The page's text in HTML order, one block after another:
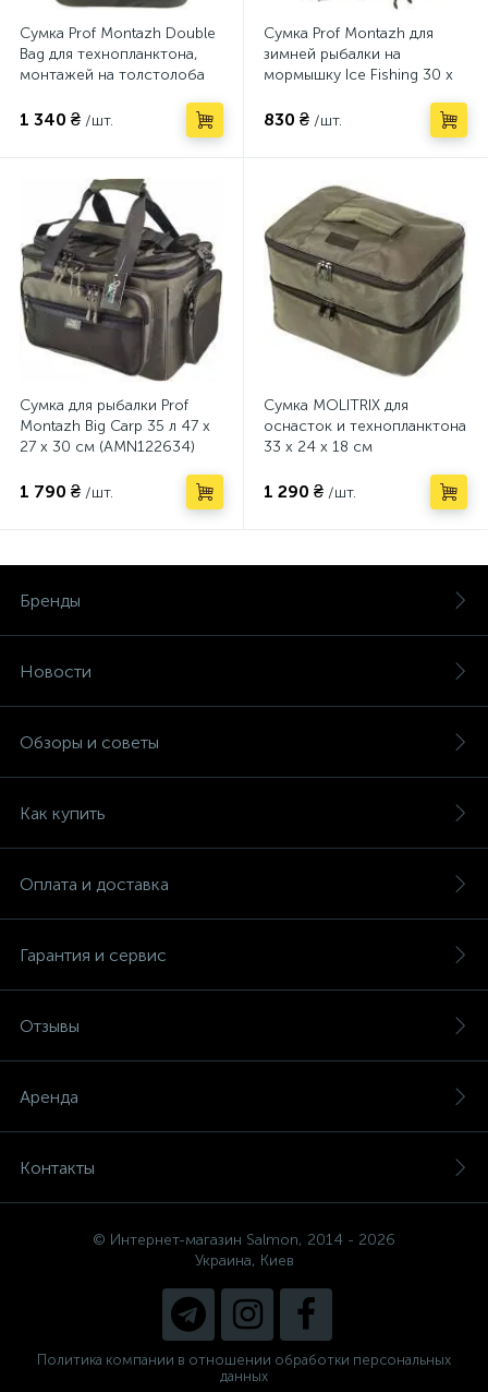
Сумка Prof Montazh Double
Bag для технопланктона,
монтажей на толстолоба
(AMN122632)
1 340 ₴ /шт.
Сумка Prof Montazh для
зимней рыбалки на
мормышку Ice Fishing 30 х
830 ₴ /шт.
Сумка для рыбалки Prof
Montazh Big Carp 35 л 47 х
27 х 30 см (AMN122634)
1 790 ₴ /шт.
Сумка MOLITRIX для
оснасток и технопланктона
33 х 24 х 18 см
1 290 ₴ /шт.
Бренды
Новости
Обзоры и советы
Как купить
Оплата и доставка
Гарантия и сервис
Отзывы
Аренда
Контакты
© Интернет-магазин Salmon, 2014 - 2026
Украина, Киев
Политика компании в отношении обработки персональных
данных